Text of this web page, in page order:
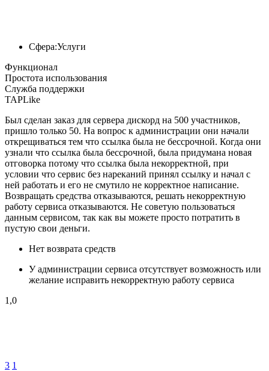
Сфера:Услуги
Функционал
Простота использования
Служба поддержки
TAPLike
Был сделан заказ для сервера дискорд на 500 участников,
пришло только 50. На вопрос к администрации они начали
открещиваться тем что ссылка была не бессрочной. Когда они
узнали что ссылка была бессрочной, была придумана новая
отговорка потому что ссылка была некорректной, при
условии что сервис без нареканий принял ссылку и начал с
ней работать и его не смутило не корректное написание.
Возвращать средства отказываются, решать некорректную
работу сервиса отказываются. Не советую пользоваться
данным сервисом, так как вы можете просто потратить в
пустую свои деньги.
Нет возврата средств
У администрации сервиса отсутствует возможность или
желание исправить некорректную работу сервиса
1,0
3 1